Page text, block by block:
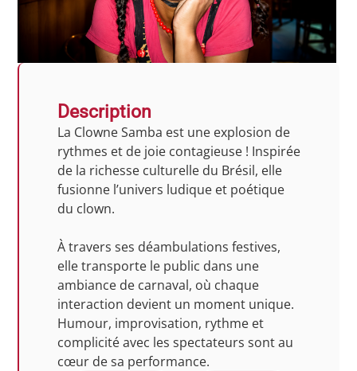
Description
La Clowne Samba est une explosion de
rythmes et de joie contagieuse ! Inspirée
de la richesse culturelle du Brésil, elle
fusionne l’univers ludique et poétique
du clown.
À travers ses déambulations festives,
elle transporte le public dans une
ambiance de carnaval, où chaque
interaction devient un moment unique.
Humour, improvisation, rythme et
complicité avec les spectateurs sont au
cœur de sa performance.